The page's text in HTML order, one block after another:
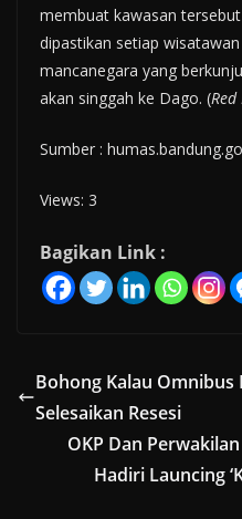
membuat kawasan
dipastikan setiap
mancanegara yang
akan singgah ke Dago. (Red
Sumber :
Views: 3
Bagikan Link :
Bohong Kalau Omnibus
Selesaikan Resesi
OKP Dan
Hadiri Launcing